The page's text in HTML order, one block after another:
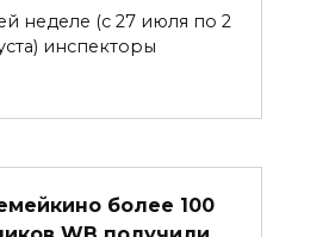
неделе (с 27 июля по 2
инспекторы
более 100